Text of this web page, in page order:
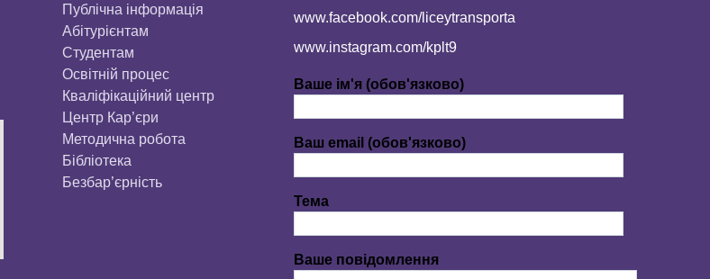
Публічна інформація
Aбітурієнтaм
Студентам
Освітній процес
Кваліфікаційний центр
Центр Кар’єри
Методична робота
Бібліотека
Безбар’єрність
www.facebook.com/liceytransporta
www.instagram.com/kplt9
Ваше ім'я (обов'язково)
Ваш email (обов'язково)
Тема
Ваше повідомлення